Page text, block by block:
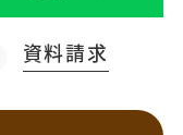
資料請求